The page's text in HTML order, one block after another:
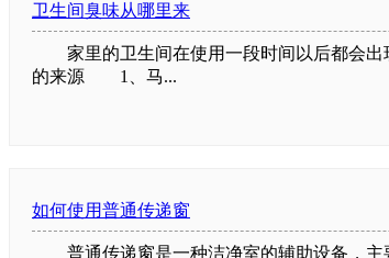
卫生间臭味从哪里来
家里的卫生间在使用一段时间以后都会出
的来源 1、马...
如何使用普通传递窗
普通传递窗是一种洁净室的辅助设备，主